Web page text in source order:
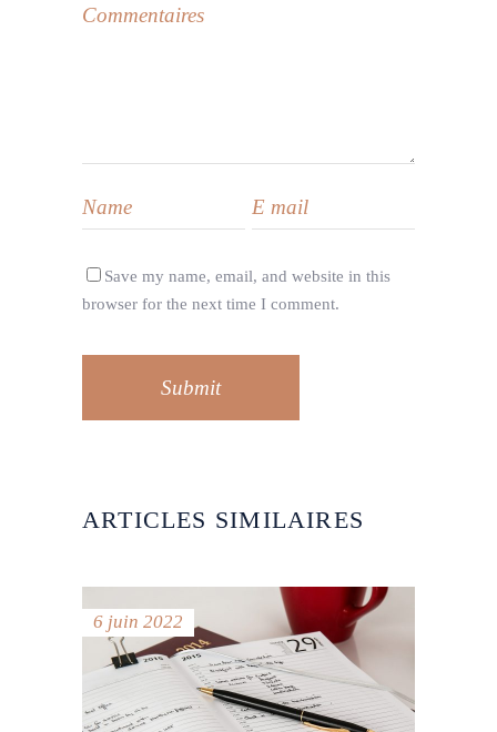
Save my name, email, and website in this
browser for the next time I comment.
Submit
ARTICLES SIMILAIRES
6 juin 2022